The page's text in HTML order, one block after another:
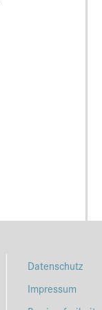
Datenschutz
Impressum